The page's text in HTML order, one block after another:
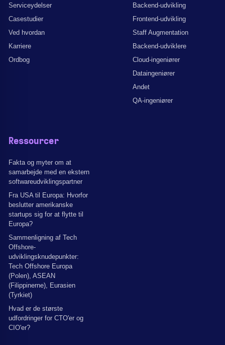
Serviceydelser
Casestudier
Ved hvordan
Karriere
Ordbog
Backend-udvikling
Frontend-udvikling
Staff Augmentation
Backend-udviklere
Cloud-ingeniører
Dataingeniører
Andet
QA-ingeniører
Ressourcer
Fakta og myter om at
samarbejde med en ekstern
softwareudviklingspartner
Fra USA til Europa: Hvorfor
beslutter amerikanske
startups sig for at flytte til
Europa?
Sammenligning af Tech
Offshore-
udviklingsknudepunkter:
Tech Offshore Europa
(Polen), ASEAN
(Filippinerne), Eurasien
(Tyrkiet)
Hvad er de største
udfordringer for CTO'er og
CIO'er?